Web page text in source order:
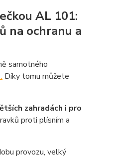
AL 101:
na ochranu a
samotného
Díky tomu můžete
zahradách i pro
proti plísním a
provozu, velký